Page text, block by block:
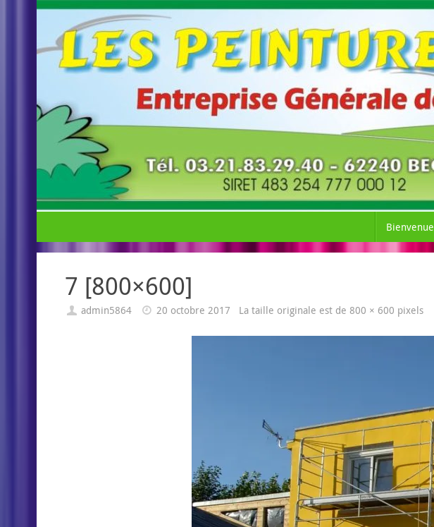
Bienvenue
7 [800×600]
admin5864 20 octobre 2017 La taille originale est de800 × 600 pixels